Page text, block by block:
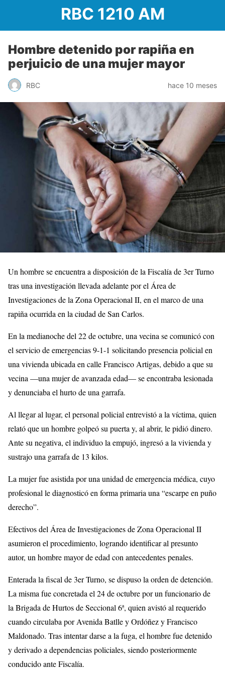
RBC 1210 AM
Hombre detenido por rapiña en
perjuicio de una mujer mayor
RBC hace 10 meses
Un hombre se encuentra a disposición de la Fiscalía de 3er Turno
tras una investigación llevada adelante por el Área de
Investigaciones de la Zona Operacional II, en el marco de una
rapiña ocurrida en la ciudad de San Carlos.
En la medianoche del 22 de octubre, una vecina se comunicó con
el servicio de emergencias 9-1-1 solicitando presencia policial en
una vivienda ubicada en calle Francisco Artigas, debido a que su
vecina —una mujer de avanzada edad— se encontraba lesionada
y denunciaba el hurto de una garrafa.
Al llegar al lugar, el personal policial entrevistó a la víctima, quien
relató que un hombre golpeó su puerta y, al abrir, le pidió dinero.
Ante su negativa, el individuo la empujó, ingresó a la vivienda y
sustrajo una garrafa de 13 kilos.
La mujer fue asistida por una unidad de emergencia médica, cuyo
profesional le diagnosticó en forma primaria una “escarpe en puño
derecho”.
Efectivos del Área de Investigaciones de Zona Operacional II
asumieron el procedimiento, logrando identificar al presunto
autor, un hombre mayor de edad con antecedentes penales.
Enterada la fiscal de 3er Turno, se dispuso la orden de detención.
La misma fue concretada el 24 de octubre por un funcionario de
la Brigada de Hurtos de Seccional 6ª, quien avistó al requerido
cuando circulaba por Avenida Batlle y Ordóñez y Francisco
Maldonado. Tras intentar darse a la fuga, el hombre fue detenido
y derivado a dependencias policiales, siendo posteriormente
conducido ante Fiscalía.